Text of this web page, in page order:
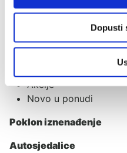
Dopusti
Pošalji
Kategorije
Akcije
Novo u ponudi
Poklon iznenađenje
Autosjedalice